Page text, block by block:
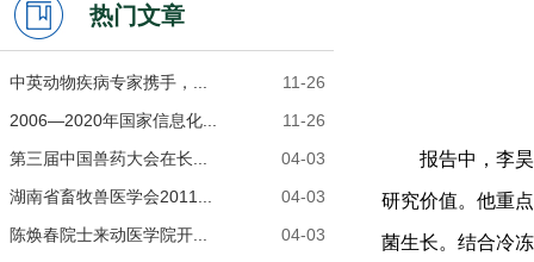
热门文章
11-26
中英动物疾病专家携手，...
11-26
2006―2020年国家信息化...
04-03
第三届中国兽药大会在长...
04-03
湖南省畜牧兽医学会2011...
04-03
陈焕春院士来动医学院开...
报告中，李
研究价值。他重
菌生长。结合冷